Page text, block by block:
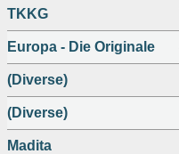
TKKG
Europa - Die Originale
(Diverse)
(Diverse)
Madita